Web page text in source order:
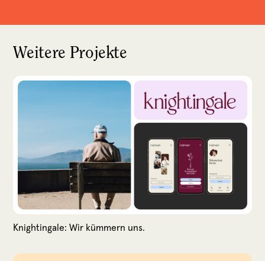
Weitere Projekte
Knightingale: Wir kümmern uns.